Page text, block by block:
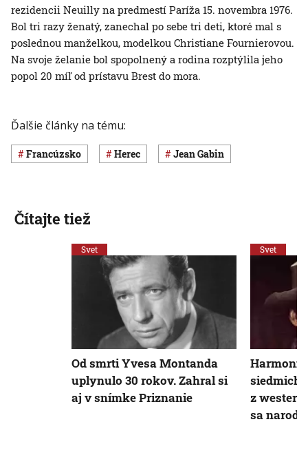
rezidencii Neuilly na predmestí Paríža 15. novembra 1976.
Bol tri razy ženatý, zanechal po sebe tri deti, ktoré mal s
poslednou manželkou, modelkou Christiane Fournierovou.
Na svoje želanie bol spopolnený a rodina rozptýlila jeho
popol 20 míľ od prístavu Brest do mora.
Ďalšie články na tému:
Francúzsko herec Jean Gabin
Čítajte tiež
Svet
Od smrti Yvesa Montanda
uplynulo 30 rokov. Zahral si
aj v snímke Priznanie
Svet
siedmich
z
sa